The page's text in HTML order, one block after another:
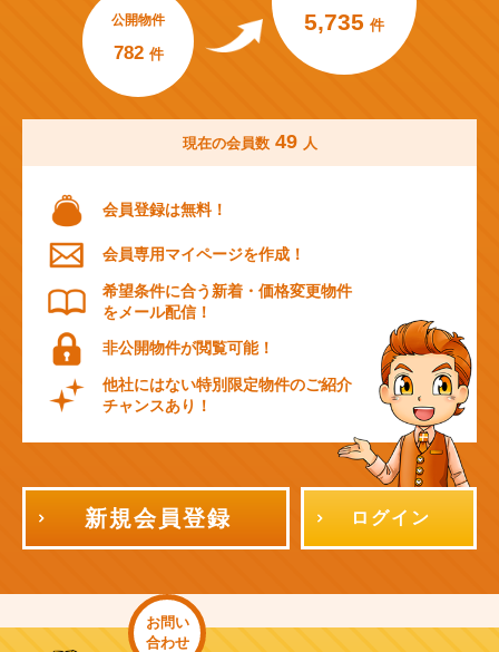
公開物件
782 件
5,735 件
現在の会員数 49 人
会員登録は無料！
会員専用マイページを作成！
希望条件に合う新着・価格変更物件
をメール配信！
非公開物件が閲覧可能！
他社にはない特別限定物件のご紹介
チャンスあり！
新規会員登録 ログイン
お問い
合わせ